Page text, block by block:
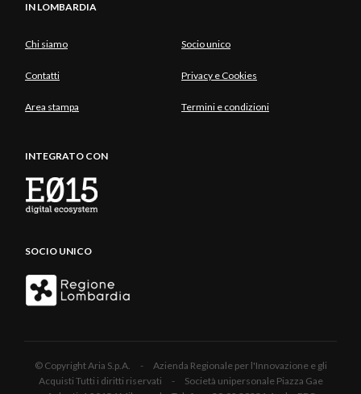
IN LOMBARDIA
Chi siamo Socio unico
Contatti Privacy e Cookies
Area stampa Termini e condizioni
INTEGRATO CON
SOCIO UNICO
© Copyright Aria S.p.A. - Azienda Regionale per l'Innovazione e gli
Acquisti Tutti i diritti riservati - Società unipersonale Piazza Gae